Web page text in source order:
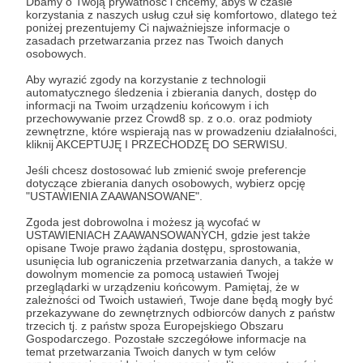
korzystania z naszych usług czuł się komfortowo, dlatego też
poniżej prezentujemy Ci najważniejsze informacje o
zasadach przetwarzania przez nas Twoich danych
osobowych.
Aby wyrazić zgody na korzystanie z technologii
automatycznego śledzenia i zbierania danych, dostęp do
informacji na Twoim urządzeniu końcowym i ich
przechowywanie przez Crowd8 sp. z o.o. oraz podmioty
zewnętrzne, które wspierają nas w prowadzeniu działalności,
kliknij AKCEPTUJĘ I PRZECHODZĘ DO SERWISU.
Jeśli chcesz dostosować lub zmienić swoje preferencje
dotyczące zbierania danych osobowych, wybierz opcję
"USTAWIENIA ZAAWANSOWANE".
Zgoda jest dobrowolna i możesz ją wycofać w
USTAWIENIACH ZAAWANSOWANYCH, gdzie jest także
opisane Twoje prawo żądania dostępu, sprostowania,
usunięcia lub ograniczenia przetwarzania danych, a także w
dowolnym momencie za pomocą ustawień Twojej
przeglądarki w urządzeniu końcowym. Pamiętaj, że w
zależności od Twoich ustawień, Twoje dane będą mogły być
przekazywane do zewnętrznych odbiorców danych z państw
trzecich tj. z państw spoza Europejskiego Obszaru
Gospodarczego. Pozostałe szczegółowe informacje na
temat przetwarzania Twoich danych w tym celów
Zostań Patronem
Zaloguj się
schronisko pegasus schroniskopegasus konie
koty szopy
Udostępnij
Schronisko Pegasus
Zobacz profil autora